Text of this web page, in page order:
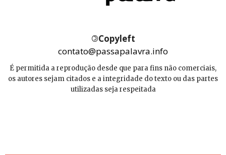
©Copyleft
contato@passapalavra.info
É permitida a reprodução desde que para fins não comerciais,
os autores sejam citados e a integridade do texto ou das partes
utilizadas seja respeitada